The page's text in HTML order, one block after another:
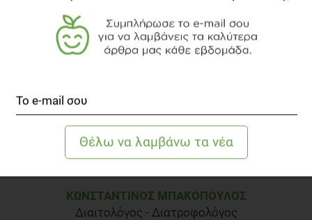
Palmatier, Robert Alan (2000). Food: A Dictionary of Literal
and Nonliteral Terms. Greenwood Press. p. 40. ISBN 978-
0313314360.
Simon and Schuster. p. 8. ISBN 0743206428.
ΚΩΝΣΤΑΝΤΊΝΟΣ ΜΠΑΚΌΠΟΥΛΟΣ
Διαιτολόγος - Διατροφολόγος